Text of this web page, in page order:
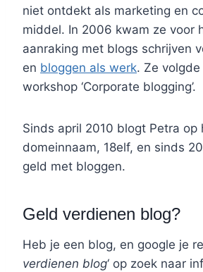
niet ontdekt als marketing en
middel. In 2006 kwam ze voor
aanraking met blogs schrijven
en bloggen als werk. Ze
workshop ‘Corporate blogging’.
Sinds april 2010 blogt Petra op
domeinnaam, 18elf, en sinds
geld met bloggen.
Geld verdienen blog?
Heb je een blog, en google je
verdienen blog‘ op zoek naar